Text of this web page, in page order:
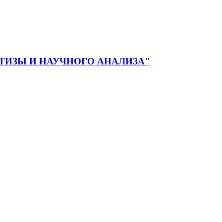
И НАУЧНОГО АНАЛИЗА"